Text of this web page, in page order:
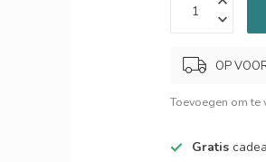
OP
Toevoegen om te
Gratis